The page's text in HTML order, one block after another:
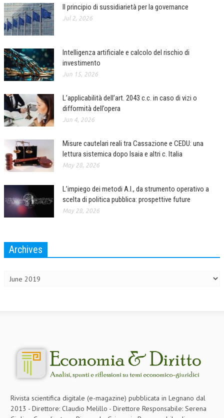
ECONOMIA
CORPORATE SOCIAL RESPONSIBILITY
INTERNAZIONALIZZAZIONE
HUMAN RESOURCES
RISORSE UMANE
MARKETING
RISK MANAGEMENT
SVILUPPO SOSTENIBILE
PERSONA E CITTÀ
L’UMANISTA
DIRITTO PENALE D’IMPRESA
FISCO
DIRITTO TRIBUTARIO
FISCALITÀ INTERNAZIONALE
Il principio di sussidiarietà per la governance
Jul 2, 2026
Intelligenza artificiale e calcolo del rischio di
investimento
Jun 15, 2026
L’applicabilità dell’art. 2043 c.c. in caso di vizi o
difformità dell’opera
Jun 4, 2026
Misure cautelari reali tra Cassazione e CEDU: una
lettura sistemica dopo Isaia e altri c. Italia
May 28, 2026
L’impiego dei metodi A.I., da strumento operativo a
scelta di politica pubblica: prospettive future
May 28, 2026
Archives
Rivista scientifica digitale (e-magazine) pubblicata in Legnano dal
2013 - Direttore: Claudio Melillo - Direttore Responsabile: Serena